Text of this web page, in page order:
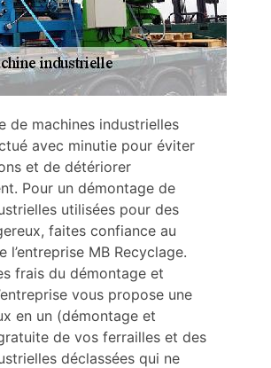
de machines industrielles
avec minutie pour éviter
et de détériorer
Pour un démontage de
utilisées pour des
faites confiance au
l’entreprise MB Recyclage.
frais du démontage et
vous propose une
en un (démontage et
de vos ferrailles et des
déclassées qui ne